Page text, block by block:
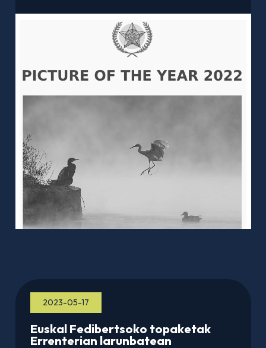
2023-05-17
Euskal Fedibertsoko topaketak
Errenterian larunbatean